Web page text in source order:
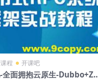
程 开课吧
全面拥抱云原生-Dubbo+Zo